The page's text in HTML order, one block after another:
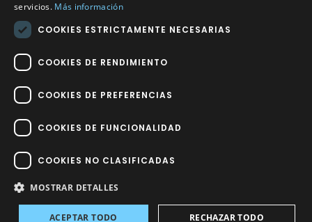
HORARIO COMERCIAL
Lunes a viernes
10:00 a 14:00 / 18:00 a 21:00
Impulsoh Performance Marketing
Avisos
servicios. Más información
COOKIES ESTRICTAMENTE NECESARIAS
COOKIES DE RENDIMIENTO
COOKIES DE PREFERENCIAS
COOKIES DE FUNCIONALIDAD
COOKIES NO CLASIFICADAS
MOSTRAR DETALLES
ACEPTAR TODO RECHAZAR TODO